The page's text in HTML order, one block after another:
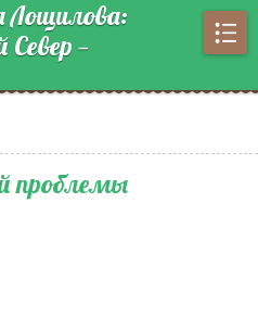
Лощилова:
Север —
проблемы